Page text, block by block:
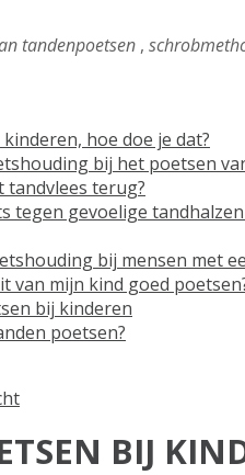
tandenpoetsen ,
hoe doe je dat?
bij het poetsen
terug?
tegen gevoelige
bij mensen met
van mijn kind goed
bij kinderen
poetsen?
BIJ